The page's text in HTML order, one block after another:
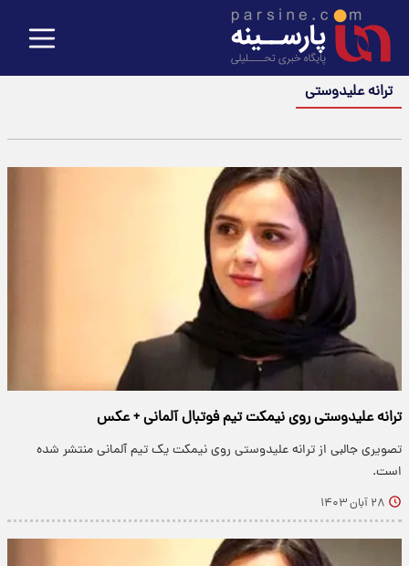
ترانه علیدوستی
ترانه علیدوستی روی نیمکت تیم فوتبال آلمانی + عکس
تصویری جالبی از ترانه علیدوستی روی نیمکت یک تیم آلمانی منتشر شده
است.
۲۸ آبان ۱۴۰۳